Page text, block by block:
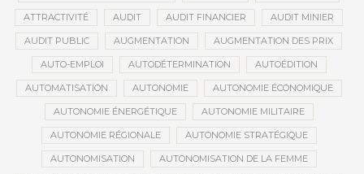
ATTRACTIVITÉ AUDIT AUDIT FINANCIER AUDIT MINIER
AUDIT PUBLIC AUGMENTATION AUGMENTATION DES PRIX
AUTO-EMPLOI AUTODÉTERMINATION AUTOÉDITION
AUTOMATISATION AUTONOMIE AUTONOMIE ÉCONOMIQUE
AUTONOMIE ÉNERGÉTIQUE AUTONOMIE MILITAIRE
AUTONOMIE RÉGIONALE AUTONOMIE STRATÉGIQUE
AUTONOMISATION AUTONOMISATION DE LA FEMME